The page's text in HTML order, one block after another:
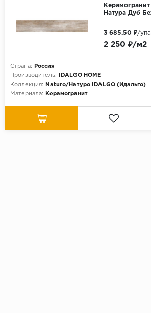
Натура Дуб
Страна:
Россия
Производитель:
IDALGO HOME
Коллекция:
Naturo/Натуро IDALGO (Идальго)
Материала:
Керамогранит
2 250 ₽/м2
3 685.50 ₽/